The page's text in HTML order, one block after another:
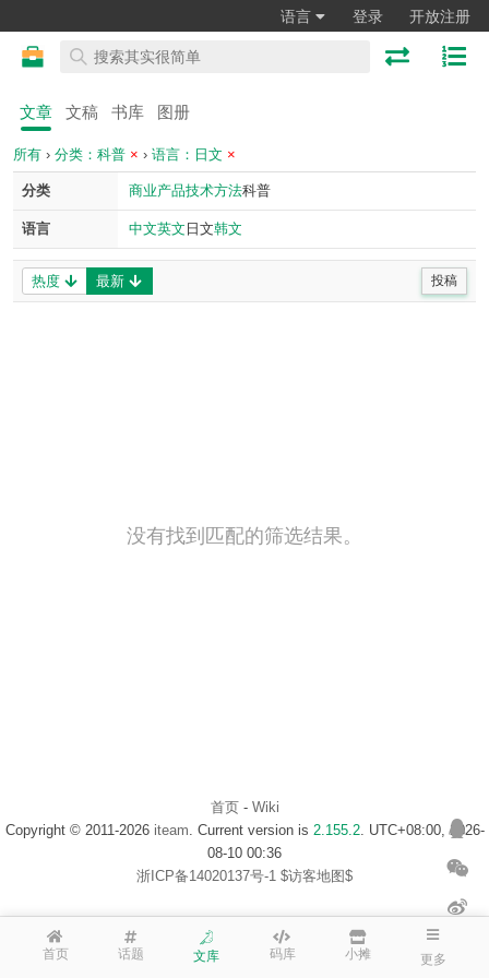
语言 登录 开放注册
首页 话题 文库 码库 小摊 更多
文章 文稿 书库 图册
所有 › 分类：科普 × › 语言：日文 ×
分类 商业产品技术方法科普
语言 中文英文 日文韩文
热度 最新 投稿
没有找到匹配的筛选结果。
首页- Wiki
Copyright © 2011-2026 iteam . Current version is 2.155.2. UTC+08:00, 2026-
08-10 00:36
浙ICP备14020137号-1 $访客地图$